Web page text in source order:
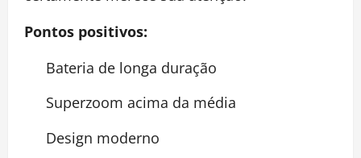
Pontos positivos:
Bateria de longa duração
Superzoom acima da média
Design moderno